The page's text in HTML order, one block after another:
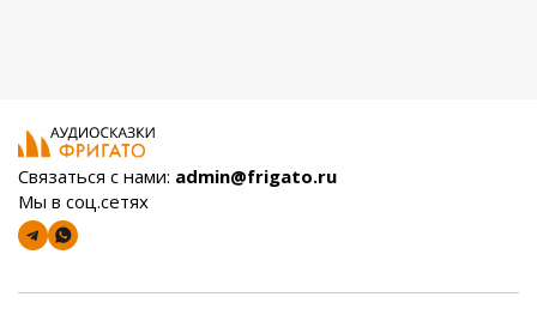
Связаться с нами: admin@frigato.ru
Мы в соц.сетях